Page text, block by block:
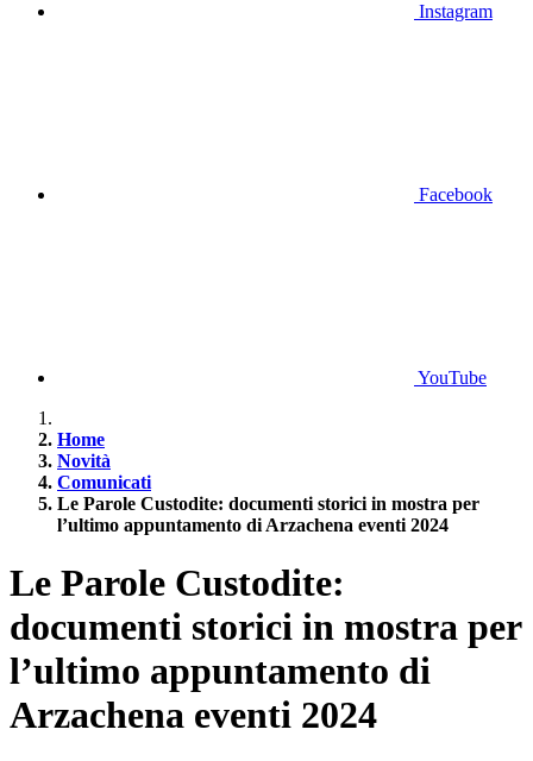
Instagram
Facebook
YouTube
Home
Novità
Comunicati
Le Parole Custodite: documenti storici in mostra per
l’ultimo appuntamento di Arzachena eventi 2024
Le Parole Custodite:
documenti storici in mostra per
l’ultimo appuntamento di
Arzachena eventi 2024